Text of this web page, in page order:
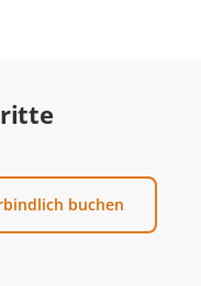
buchen